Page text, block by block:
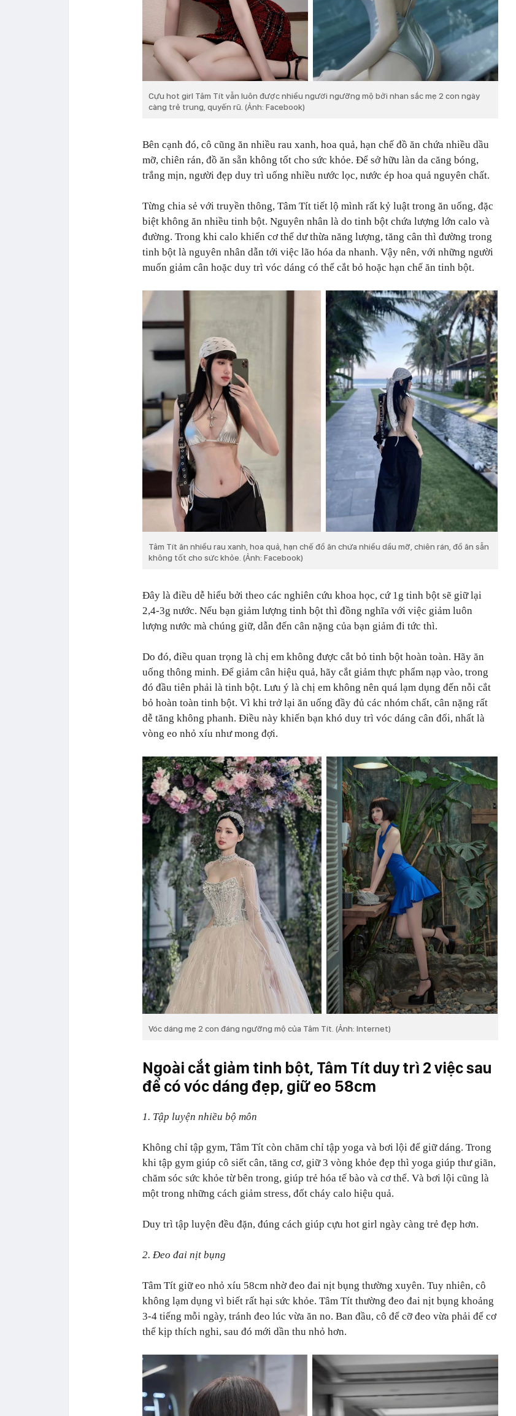
Cựu hot girl Tâm Tít vẫn luôn được nhiều người ngưỡng mộ bởi nhan sắc mẹ 2 con ngày
càng trẻ trung, quyến rũ. (Ảnh: Facebook)
Bên cạnh đó, cô cũng ăn nhiều rau xanh, hoa quả, hạn chế đồ ăn chứa nhiều dầu
mỡ, chiên rán, đồ ăn sẵn không tốt cho sức khỏe. Để sở hữu làn da căng bóng,
trắng mịn, người đẹp duy trì uống nhiều nước lọc, nước ép hoa quả nguyên chất.
Từng chia sẻ với truyền thông, Tâm Tít tiết lộ mình rất kỷ luật trong ăn uống, đặc
biệt không ăn nhiều tinh bột. Nguyên nhân là do tinh bột chứa lượng lớn calo và
đường. Trong khi calo khiến cơ thể dư thừa năng lượng, tăng cân thì đường trong
tinh bột là nguyên nhân dẫn tới việc lão hóa da nhanh. Vậy nên, với những người
muốn giảm cân hoặc duy trì vóc dáng có thể cắt bỏ hoặc hạn chế ăn tinh bột.
Tâm Tít ăn nhiều rau xanh, hoa quả, hạn chế đồ ăn chứa nhiều dầu mỡ, chiên rán, đồ ăn sẵn
không tốt cho sức khỏe. (Ảnh: Facebook)
Đây là điều dễ hiểu bởi theo các nghiên cứu khoa học, cứ 1g tinh bột sẽ giữ lại
2,4-3g nước. Nếu bạn giảm lượng tinh bột thì đồng nghĩa với việc giảm luôn
lượng nước mà chúng giữ, dẫn đến cân nặng của bạn giảm đi tức thì.
Do đó, điều quan trọng là chị em không được cắt bỏ tinh bột hoàn toàn. Hãy ăn
uống thông minh. Để giảm cân hiệu quả, hãy cắt giảm thực phẩm nạp vào, trong
đó đầu tiên phải là tinh bột. Lưu ý là chị em không nên quá lạm dụng đến nỗi cắt
bỏ hoàn toàn tinh bột. Vì khi trở lại ăn uống đầy đủ các nhóm chất, cân nặng rất
dễ tăng không phanh. Điều này khiến bạn khó duy trì vóc dáng cân đối, nhất là
vòng eo nhỏ xíu như mong đợi.
Vóc dáng mẹ 2 con đáng ngưỡng mộ của Tâm Tít. (Ảnh: Internet)
Ngoài cắt giảm tinh bột, Tâm Tít duy trì 2 việc sau
để có vóc dáng đẹp, giữ eo 58cm
1. Tập luyện nhiều bộ môn
Không chỉ tập gym, Tâm Tít còn chăm chỉ tập yoga và bơi lội để giữ dáng. Trong
khi tập gym giúp cô siết cân, tăng cơ, giữ 3 vòng khỏe đẹp thì yoga giúp thư giãn,
chăm sóc sức khỏe từ bên trong, giúp trẻ hóa tế bào và cơ thể. Và bơi lội cũng là
một trong những cách giảm stress, đốt cháy calo hiệu quả.
Duy trì tập luyện đều đặn, đúng cách giúp cựu hot girl ngày càng trẻ đẹp hơn.
2. Đeo đai nịt bụng
Tâm Tít giữ eo nhỏ xíu 58cm nhờ đeo đai nịt bụng thường xuyên. Tuy nhiên, cô
không lạm dụng vì biết rất hại sức khỏe. Tâm Tít thường đeo đai nịt bụng khoảng
3-4 tiếng mỗi ngày, tránh đeo lúc vừa ăn no. Ban đầu, cô để cỡ đeo vừa phải để cơ
thể kịp thích nghi, sau đó mới dần thu nhỏ hơn.